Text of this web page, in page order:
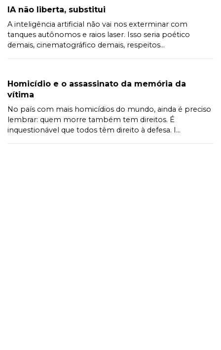
IA não liberta, substitui
A inteligência artificial não vai nos exterminar com
tanques autônomos e raios laser. Isso seria poético
demais, cinematográfico demais, respeitos...
Homicídio e o assassinato da memória da
vítima
No país com mais homicídios do mundo, ainda é preciso
lembrar: quem morre também tem direitos. É
inquestionável que todos têm direito à defesa. I...